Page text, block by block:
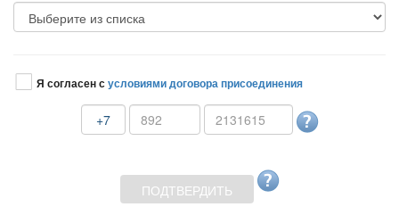
Я согласен сусловиями договора присоединения
+7